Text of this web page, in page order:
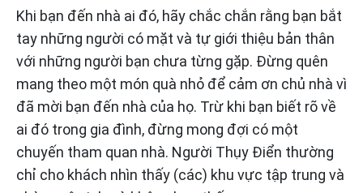
Khi bạn đến nhà ai đó, hãy chắc chắn rằng bạn bắt
tay những người có mặt và tự giới thiệu bản thân
với những người bạn chưa từng gặp. Đừng quên
mang theo một món quà nhỏ để cảm ơn chủ nhà vì
đã mời bạn đến nhà của họ. Trừ khi bạn biết rõ về
ai đó trong gia đình, đừng mong đợi có một
chuyến tham quan nhà. Người Thụy Điển thường
chỉ cho khách nhìn thấy (các) khu vực tập trung và